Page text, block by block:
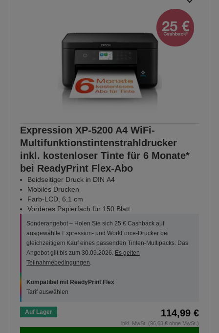
Expression XP-5200 A4 WiFi-
Multifunktionstintenstrahldrucker
inkl. kostenloser Tinte für 6 Monate*
bei ReadyPrint Flex-Abo
Beidseitiger Druck in DIN A4
Mobiles Drucken
Farb-LCD, 6,1 cm
Vorderes Papierfach für 150 Blatt
Sonderangebot – Holen Sie sich 25 € Cashback auf
ausgewählte Expression- und WorkForce-Drucker bei
gleichzeitigem Kauf eines passenden Tinten-Multipacks. Das
Angebot gilt bis zum 30.09.2026. Es gelten
Teilnahmebedingungen
Kompatibel mit ReadyPrint Flex
Tarif auswählen
Auf Lager 114,99 €
inkl. MwSt. (96,63 € ohne MwSt.)